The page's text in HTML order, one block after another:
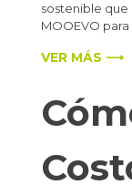
sostenible que
MOOEVO
VER MÁS ⟶